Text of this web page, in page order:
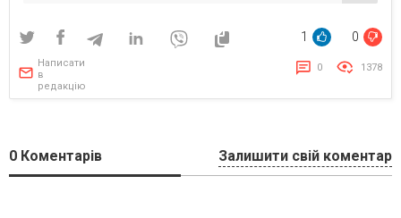
1 0
Написати
в
редакцію
0 1378
0 Коментарів Залишити свій коментар